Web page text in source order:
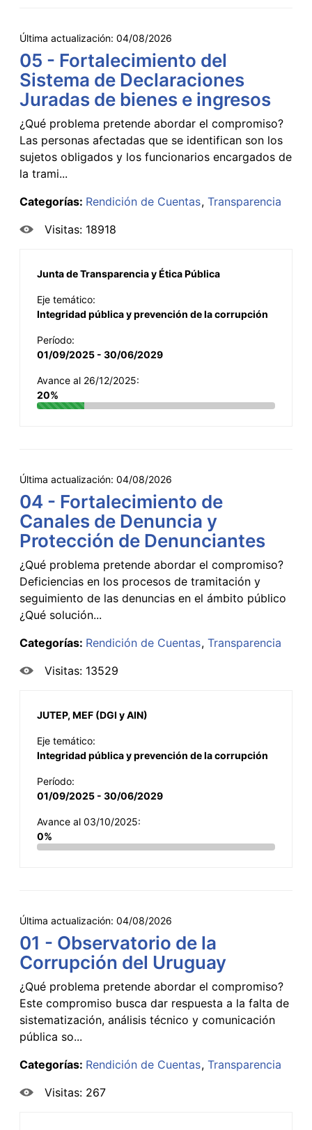
Última actualización: 04/08/2026
05 - Fortalecimiento del
Sistema de Declaraciones
Juradas de bienes e ingresos
¿Qué problema pretende abordar el compromiso?
Las personas afectadas que se identifican son los
sujetos obligados y los funcionarios encargados de
la trami...
Categorías: Rendición de Cuentas Transparencia
Visitas: 18918
Junta de Transparencia y Ética Pública
Eje temático:
Integridad pública y prevención de la corrupción
Período:
01/09/2025 - 30/06/2029
Avance al 26/12/2025:
20%
Última actualización: 04/08/2026
04 - Fortalecimiento de
Canales de Denuncia y
Protección de Denunciantes
¿Qué problema pretende abordar el compromiso?
Deficiencias en los procesos de tramitación y
seguimiento de las denuncias en el ámbito público
¿Qué solución...
Categorías: Rendición de Cuentas Transparencia
Visitas: 13529
JUTEP, MEF (DGI y AIN)
Eje temático:
Integridad pública y prevención de la corrupción
Período:
01/09/2025 - 30/06/2029
Avance al 03/10/2025:
0%
Última actualización: 04/08/2026
01 - Observatorio de la
Corrupción del Uruguay
¿Qué problema pretende abordar el compromiso?
Este compromiso busca dar respuesta a la falta de
sistematización, análisis técnico y comunicación
pública so...
Categorías: Rendición de Cuentas Transparencia
Visitas: 267